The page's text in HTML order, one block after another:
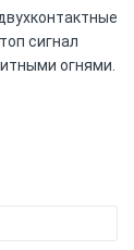
сигнал
огнями.